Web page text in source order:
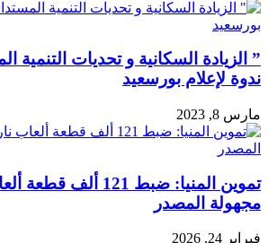
” الزيادة السكانية و تحديات التنمية
ندوة لإعلام بورسعيد
مارس 8, 2023
تموين المنيا: ضبط 121
مجهولة المصدر
فبراير 24, 2026